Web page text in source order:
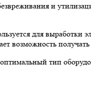
и
для выработки
возможность
тип